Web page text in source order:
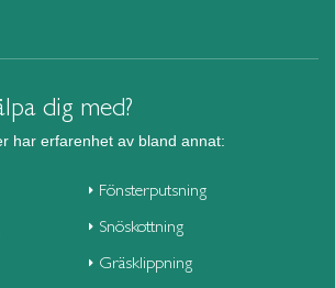
dig med?
har erfarenhet av bland annat:
Fönsterputsning
Snöskottning
Gräsklippning